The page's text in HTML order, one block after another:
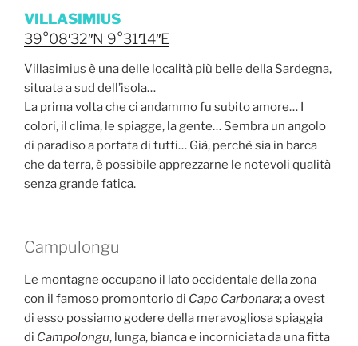
o
o
k
di
VILLASIMIUS
39°08′32″N 9°31′14″E
Villasimius è una delle località più belle della Sardegna,
situata a sud dell’isola…
La prima volta che ci andammo fu subito amore… I
colori, il clima, le spiagge, la gente… Sembra un angolo
di paradiso a portata di tutti… Già, perchè sia in barca
che da terra, è possibile apprezzarne le notevoli qualità
senza grande fatica.
Campulongu
Le montagne occupano il lato occidentale della zona
con il famoso promontorio di Capo Carbonara; a ovest
di esso possiamo godere della meravogliosa spiaggia
di Campolongu, lunga, bianca e incorniciata da una fitta